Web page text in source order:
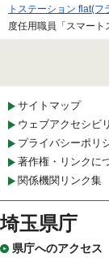
トステーション flat(フ
度任用職員「スマー
サイトマップ
ウェブアクセシビ
プライバシーポリ
著作権・リンクに
関係機関リンク集
埼玉県庁
県庁へのアクセス